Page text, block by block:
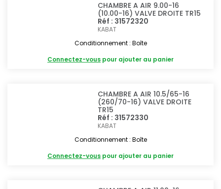
CHAMBRE A AIR 9.00-16
(10.00-16) VALVE DROITE TR15
Réf : 31572320
KABAT
Conditionnement : Boîte
Connectez-vous pour ajouter au panier
CHAMBRE A AIR 10.5/65-16
(260/70-16) VALVE DROITE
TR15
Réf : 31572330
KABAT
Conditionnement : Boîte
Connectez-vous pour ajouter au panier